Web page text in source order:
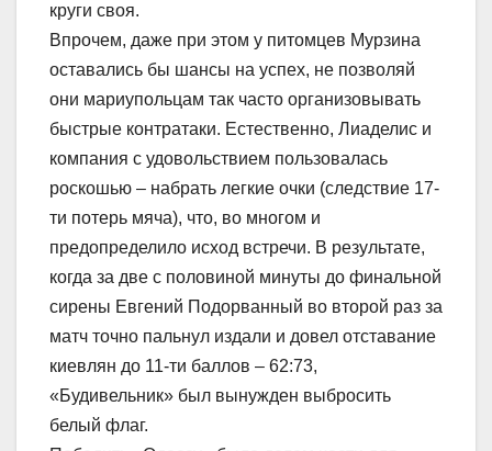
круги своя.
Впрочем, даже при этом у питомцев Мурзина
оставались бы шансы на успех, не позволяй
они мариупольцам так часто организовывать
быстрые контратаки. Естественно, Лиаделис и
компания с удовольствием пользовалась
роскошью – набрать легкие очки (следствие 17-
ти потерь мяча), что, во многом и
предопределило исход встречи. В результате,
когда за две с половиной минуты до финальной
сирены Евгений Подорванный во второй раз за
матч точно пальнул издали и довел отставание
киевлян до 11-ти баллов – 62:73,
«Будивельник» был вынужден выбросить
белый флаг.